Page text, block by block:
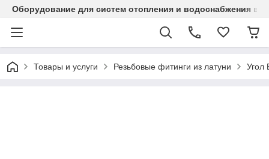
Оборудование для систем отопления и водоснабжения в
Товары и услуги Резьбовые фитинги из латуни Угол